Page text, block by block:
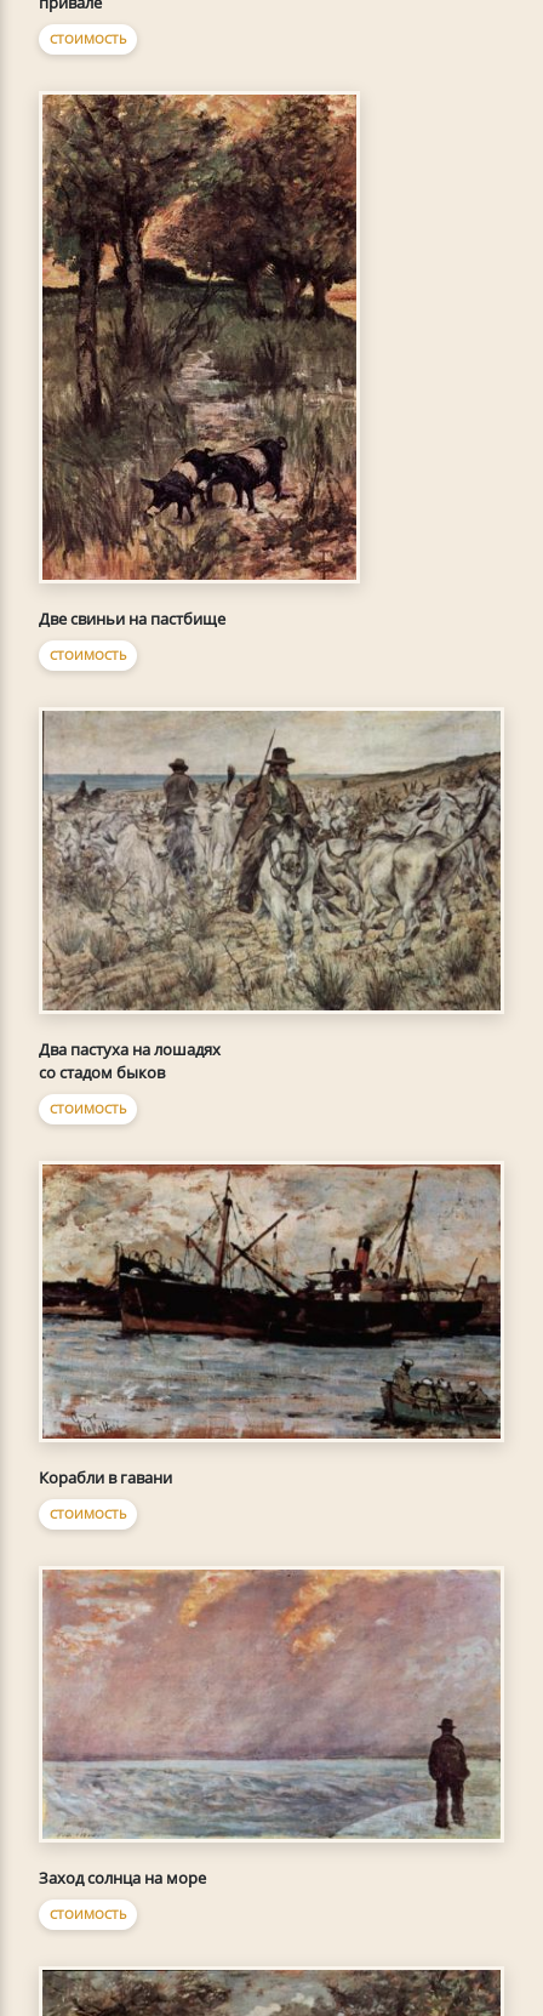
СТОИМОСТЬ
Две свиньи на пастбище
СТОИМОСТЬ
Два пастуха на лошадях
со стадом быков
СТОИМОСТЬ
Корабли в гавани
СТОИМОСТЬ
Заход солнца на море
СТОИМОСТЬ